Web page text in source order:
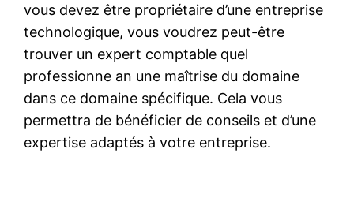
vous devez être propriétaire d’une entreprise
technologique, vous voudrez peut-être
trouver un expert comptable quel
professionne an une maîtrise du domaine
dans ce domaine spécifique. Cela vous
permettra de bénéficier de conseils et d’une
expertise adaptés à votre entreprise.